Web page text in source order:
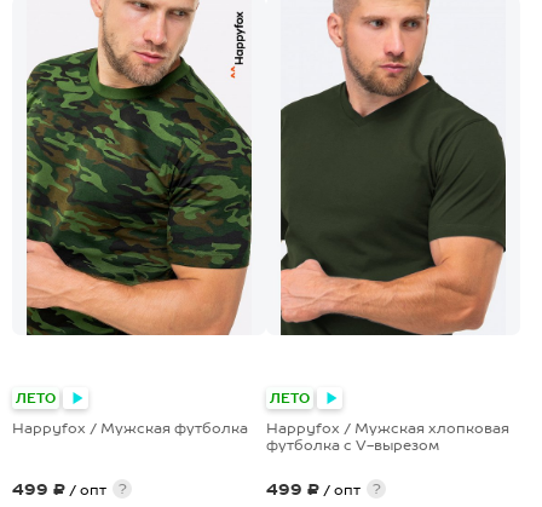
ЛЕТО
Happyfox / Мужская футболка
499 ₽ / опт
?
ЛЕТО
Happyfox / Мужская хлопковая
футболка с V-вырезом
499 ₽ / опт
?